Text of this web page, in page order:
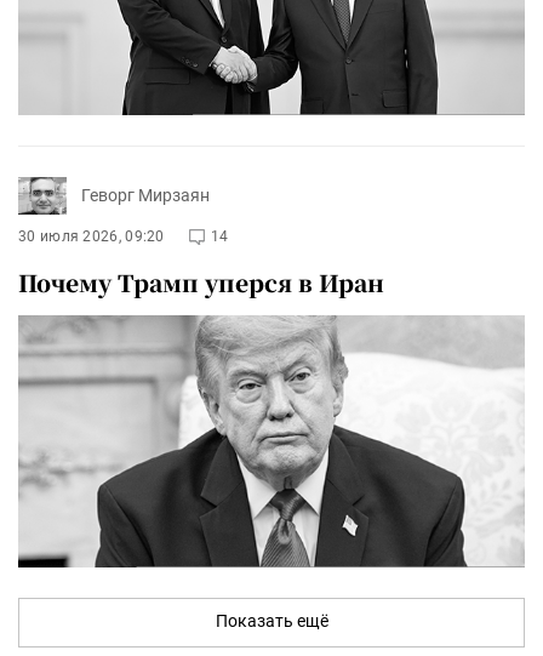
Геворг Мирзаян
30 июля 2026, 09:20 14
Почему Трамп уперся в Иран
Показать ещё